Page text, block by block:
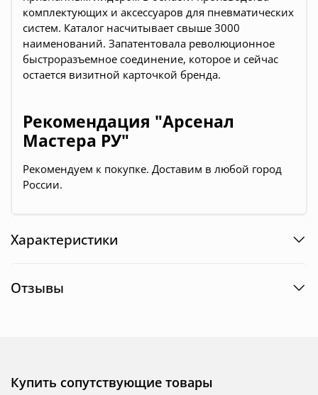
комплектующих и аксессуаров для пневматических
систем. Каталог насчитывает свыше 3000
наименований. Запатентовала революционное
быстроразъемное соединение, которое и сейчас
остается визитной карточкой бренда.
Рекомендация "Арсенал
Мастера РУ"
Рекомендуем к покупке. Доставим в любой город
России.
Характеристики
Отзывы
Купить сопутствующие товары